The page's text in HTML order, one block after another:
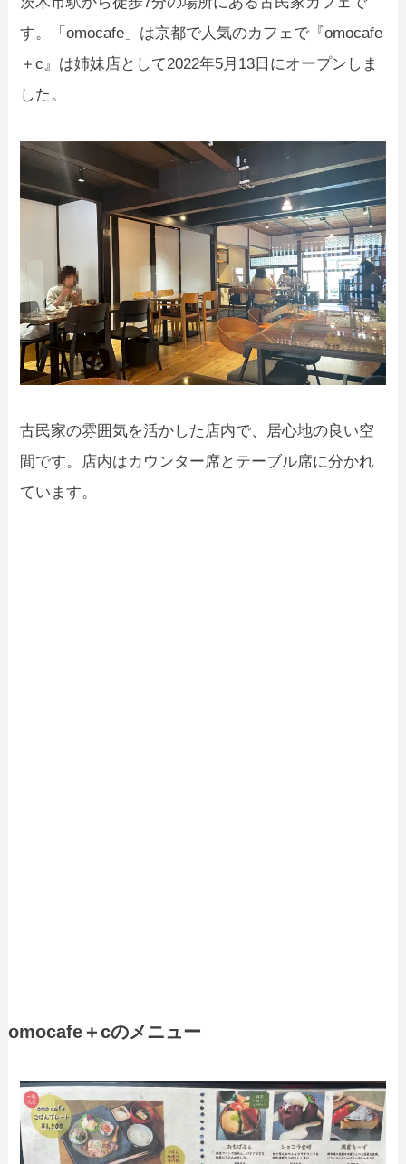
す。「omocafe」は京都で人気のカフェで『omocafe
＋c』は姉妹店として2022年5月13日にオープンしま
した。
古民家の雰囲気を活かした店内で、居心地の良い空
間です。店内はカウンター席とテーブル席に分かれ
ています。
omocafe＋cのメニュー